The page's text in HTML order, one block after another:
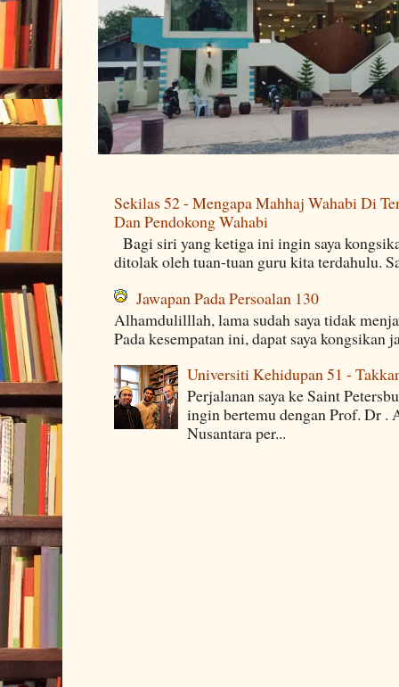
Sekilas 52 - Mengapa Mahhaj Wahabi Di
Dan Pendokong Wahabi
Bagi siri yang ketiga ini ingin saya
ditolak oleh tuan-tuan guru kita terdahulu.
Jawapan Pada Persoalan 130
Alhamdulilllah, lama sudah saya tidak
Pada kesempatan ini, dapat saya kongsikan
Universiti Kehidupan 51 -
Perjalanan saya ke Saint
ingin bertemu dengan Prof. Dr
Nusantara per...